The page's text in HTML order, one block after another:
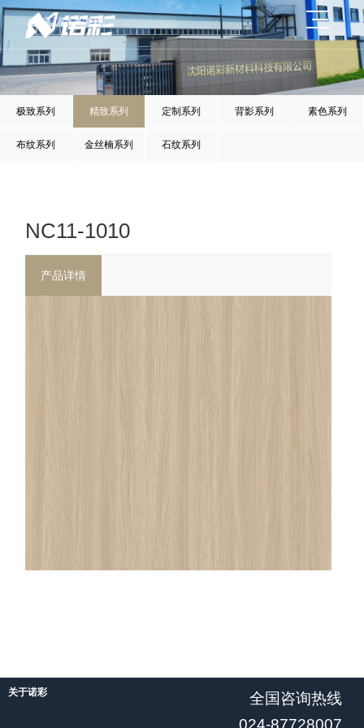
极致系列 精致系列 定制系列 背影系列 素色系列
布纹系列 金丝楠系列 石纹系列
NC11-1010
产品详情
关于诺彩
全国咨询热线
024-87728007